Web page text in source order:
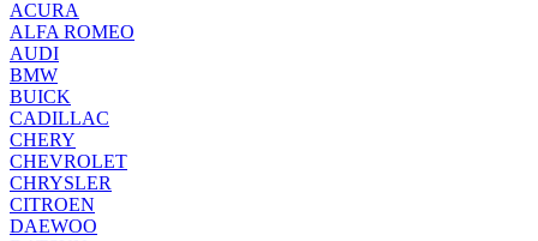
ACURA
ALFA ROMEO
AUDI
BMW
BUICK
CADILLAC
CHERY
CHEVROLET
CHRYSLER
CITROEN
DAEWOO